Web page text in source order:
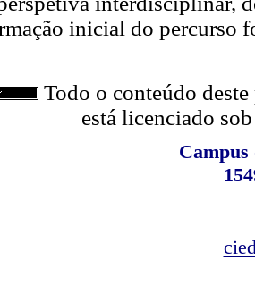
inicial do percurso
Todo o conteúdo
está licenciado